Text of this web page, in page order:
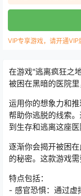
VIP专享游戏，请开通VIP
在游戏"逃离疯狂之
被困在黑暗的医院
运用你的想象力和
帮助你逃脱的线索
到生存和逃离这座医
逐渐你会揭开被困
的秘密。这款游戏
特点包括：
- 感官恐惧：通过虚